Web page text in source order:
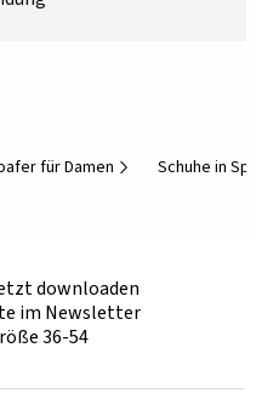
für Damen Schuhe in
downloaden
im Newsletter
36-54